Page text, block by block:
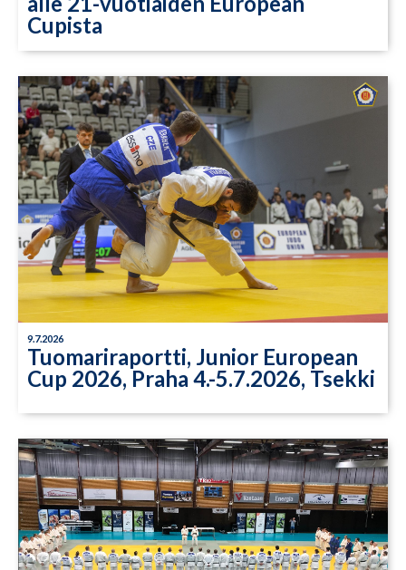
Cupista
9.7.2026
Tuomariraportti, Junior European
Cup 2026, Praha 4.-5.7.2026, Tsekki